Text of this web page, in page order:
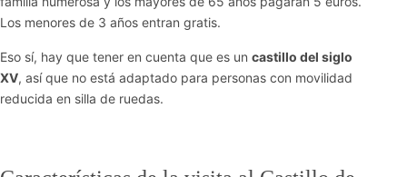
Los menores de 3 años entran gratis.
Eso sí, hay que tener en cuenta que es un castillo del siglo
XV, así que no está adaptado para personas con movilidad
reducida en silla de ruedas.